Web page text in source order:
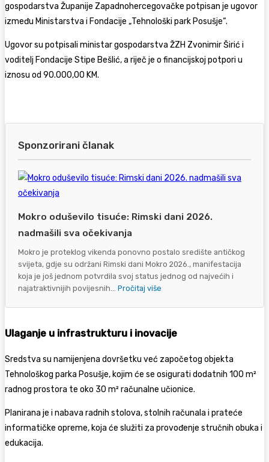
gospodarstva Županije Zapadnohercegovačke potpisan je ugovor
između Ministarstva i Fondacije „Tehnološki park Posušje“.
Ugovor su potpisali ministar gospodarstva ŽZH Zvonimir Širić i
voditelj Fondacije Stipe Bešlić, a riječ je o financijskoj potpori u
iznosu od 90.000,00 KM.
Sponzorirani članak
Mokro oduševilo tisuće: Rimski dani 2026.
nadmašili sva očekivanja
Mokro je proteklog vikenda ponovno postalo središte antičkog
svijeta, gdje su održani Rimski dani Mokro 2026., manifestacija
koja je još jednom potvrdila svoj status jednog od najvećih i
najatraktivnijih povijesnih... Pročitaj više
Ulaganje u infrastrukturu i inovacije
Sredstva su namijenjena dovršetku već započetog objekta
Tehnološkog parka Posušje, kojim će se osigurati dodatnih 100 m²
radnog prostora te oko 30 m² računalne učionice.
Planirana je i nabava radnih stolova, stolnih računala i prateće
informatičke opreme, koja će služiti za provođenje stručnih obuka i
edukacija.